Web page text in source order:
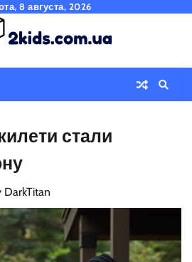
8 августа, 2026
стали
DarkTitan